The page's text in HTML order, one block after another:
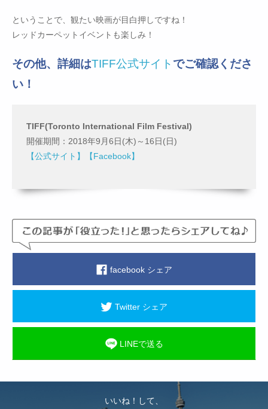
ということで、観たい映画が目白押しですね！
レッドカーペットイベントも楽しみ！
その他、詳細はTIFF公式サイト でご確認くださ
い！
TIFF(Toronto International Film Festival)
開催期間：2018年9月6日(木)～16日(日)
【公式サイト】
【Facebook】
facebook シェア
Twitter シェア
LINEで送る
いいね！して、